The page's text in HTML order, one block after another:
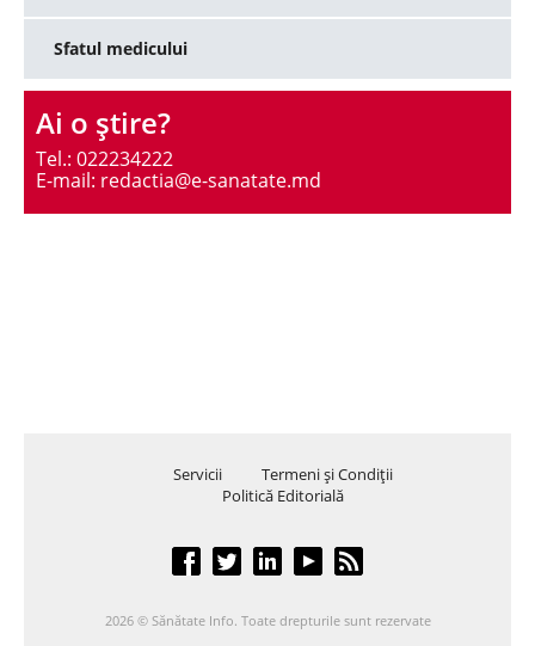
Sfatul medicului
Ai o ştire?
Tel.: 022234222
E-mail: redactia@e-sanatate.md
Servicii
Termeni şi Condiţii
Politică Editorială
2026 © Sănătate Info. Toate drepturile sunt rezervate